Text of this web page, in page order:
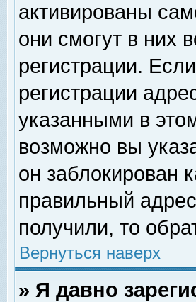
активированы
они смогут в них
регистрации.
регистрации
указанными в
возможно вы
он заблокирован
правильный
получили, то
Вернуться наверх
» Я давно